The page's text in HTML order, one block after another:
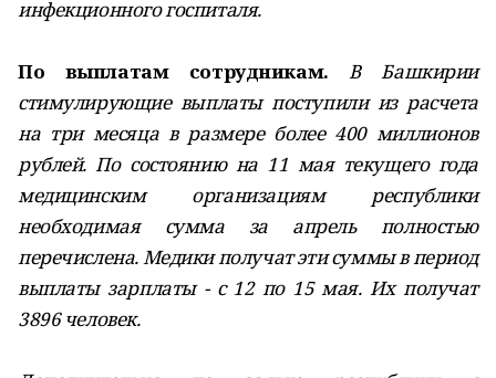
инфекционного госпиталя.
По выплатам сотрудникам.
В Башкирии
стимулирующие выплаты поступили из расчета
на три месяца в размере более 400 миллионов
рублей. По состоянию на 11 мая текущего года
медицинским организациям республики
необходимая сумма за апрель полностью
перечислена. Медики получат эти суммы в период
выплаты зарплаты - с 12 по 15 мая. Их получат
3896 человек.